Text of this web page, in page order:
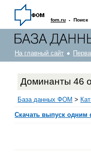
fom.ru · Поиск
На главный сайт
Доминанты 46
База данных ФОМ >
Скачать выпуск одним